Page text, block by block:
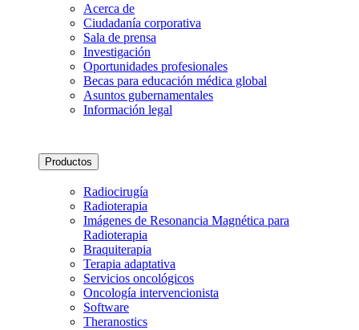
Acerca de
Ciudadanía corporativa
Sala de prensa
Investigación
Oportunidades profesionales
Becas para educación médica global
Asuntos gubernamentales
Información legal
Productos
Radiocirugía
Radioterapia
Imágenes de Resonancia Magnética para
Radioterapia
Braquiterapia
Terapia adaptativa
Servicios oncológicos
Oncología intervencionista
Software
Theranostics